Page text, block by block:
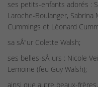
ses petits-enfants adorés :
Laroche-Boulanger, Sabrina
Cummings et Léonard
sa sÅ"ur Colette Walsh;
ses belles-sÅ"urs : Nicole
Lemoine (feu Guy Walsh);
ainsi que autre beaux-